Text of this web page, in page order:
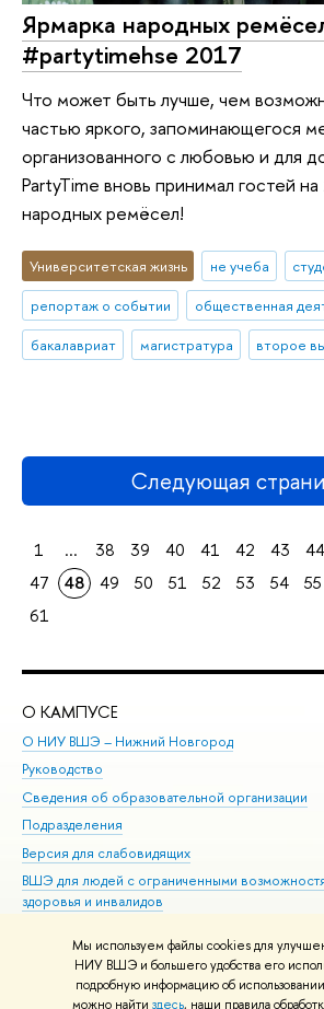
Мы используем файлы cookies для
НИУ ВШЭ и большего удобства его
подробную информацию об
можно найти здесь, наши правила
Ярмарка народных
#partytimehse 2017
Что может быть лучше, чем
частью яркого, запоминающегося
организованного с любовью и для
PartyTime вновь принимал гостей
народных ремёсел!
Университетская жизнь не учеба
репортаж о событии
общественная
бакалавриат
магистратура второе
Следующая
1 ... 38 39 40 41 42 43 44
47
48 49 50 51 52 53 54 55
61
О КАМПУСЕ
О НИУ ВШЭ – Нижний Новгород
Руководство
Сведения об образовательной организации
Подразделения
Версия для слабовидящих
ВШЭ для людей с ограниченными
здоровья и инвалидов